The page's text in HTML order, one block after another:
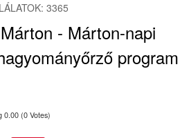
3365
- Márton-napi
program
0.00 (0 Votes)